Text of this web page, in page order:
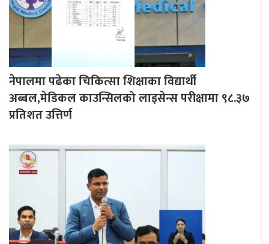
नेपालमा पढेका चिकित्सा शिक्षाका विद्यार्थी
अब्बल,मेडिकल काउन्सिलको लाइसेन्स परीक्षामा ९८.३७
प्रतिशत उत्तिर्ण